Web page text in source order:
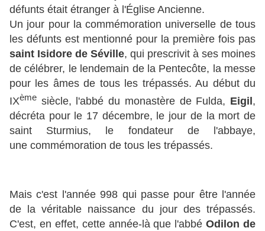
défunts était étranger à l'Église Ancienne.
Un jour pour la commémoration universelle de tous
les défunts est mentionné pour la première fois pas
saint Isidore de Séville, qui prescrivit à ses moines
de célébrer, le lendemain de la Pentecôte, la messe
pour les âmes de tous les trépassés. Au début du
IXème siècle, l'abbé du monastère de Fulda, Eigil ,
décréta pour le 17 décembre, le jour de la mort de
saint Sturmius, le fondateur de l'abbaye,
une commémoration de tous les trépassés.
Mais c'est l'année 998 qui passe pour être l'année
de la véritable naissance du jour des trépassés.
C'est, en effet, cette année-là que l'abbéOdilon de